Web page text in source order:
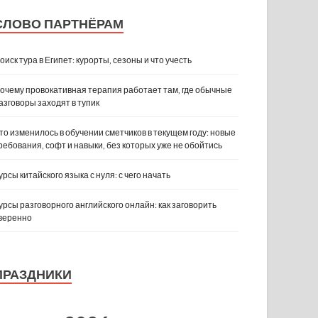
ПАРТНЁРАМ
тура в Египет: курорты, сезоны и что учесть
провокативная терапия работает там, где обычные
заходят в тупик
изменилось в обучении сметчиков в текущем году: новые
софт и навыки, без которых уже не обойтись
китайского языка с нуля: с чего начать
разговорного английского онлайн: как заговорить